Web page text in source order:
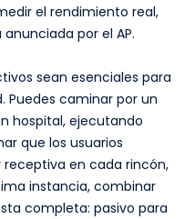
el rendimiento real,
por el AP.
sean esenciales para
Puedes caminar por un
hospital, ejecutando
que los usuarios
en cada rincón,
instancia, combinar
completa: pasivo para